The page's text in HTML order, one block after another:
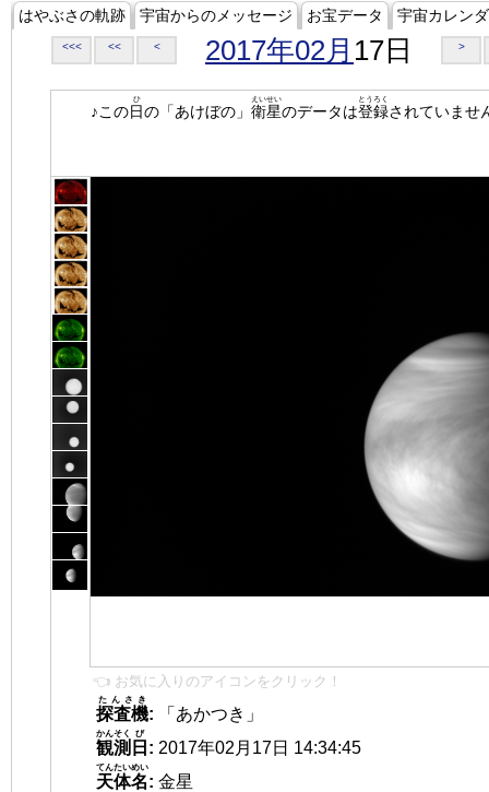
はやぶさの軌跡 宇宙からのメッセージ お宝データ 宇宙カレン
<<< << < 2017年02月 17日 >
♪この日
ひ
の「あけぼの」 衛星
えいせい
のデータは登録
とうろく
されていませ
👈 お気に入りのアイコンをクリック！
探査機
たんさき
:
「あかつき」
観測
かんそく
日
び
: 2017年02月17日 14:34:45
天体名
てんたいめい
: 金星